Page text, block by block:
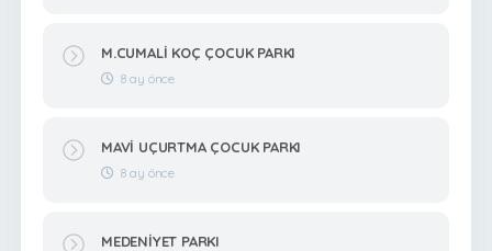
M.CUMALİ KOÇ ÇOCUK PARKI
8 ay önce
MAVİ UÇURTMA ÇOCUK PARKI
8 ay önce
MEDENİYET PARKI